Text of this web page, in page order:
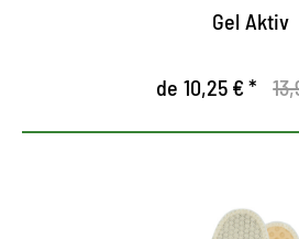
Gel Aktiv
de 10,25 € *